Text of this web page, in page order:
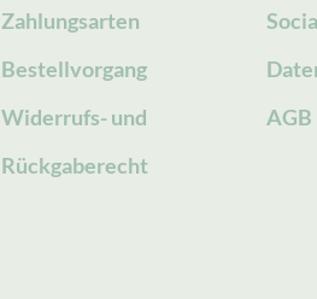
Zahlungsarten
Bestellvorgang
Widerrufs- und
Rückgaberecht
AGB